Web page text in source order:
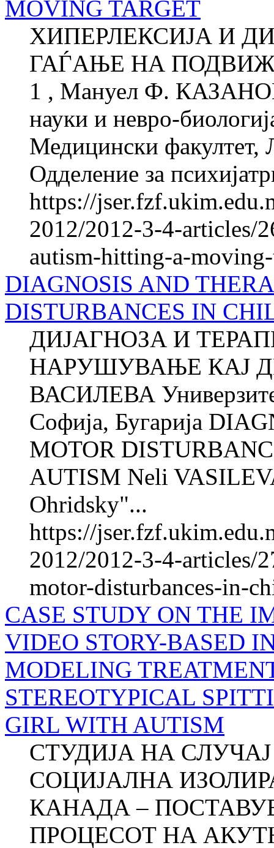
MOVING TARGET
ХИПЕРЛЕКСИЈА И
ГАЃАЊЕ НА
1 , Мануел Ф.
науки и невро-
Медицински
Одделение за
https://
2012/2012-3-4-articles/
autism-hitting-a-
DIAGNOSIS AND
DISTURBANCES IN
ДИЈАГНОЗА И
НАРУШУВАЊЕ КАЈ
ВАСИЛЕВА
Софија, Бугарија
MOTOR
AUTISM Neli
Ohridsky"...
https://
2012/2012-3-4-articles/
motor-disturbances-in-
CASE STUDY ON THE
VIDEO STORY-BASED
MODELING
STEREOTYPICAL
GIRL WITH AUTISM
СТУДИЈА НА
СОЦИЈАЛНА
КАНАДА –
ПРОЦЕСОТ НА